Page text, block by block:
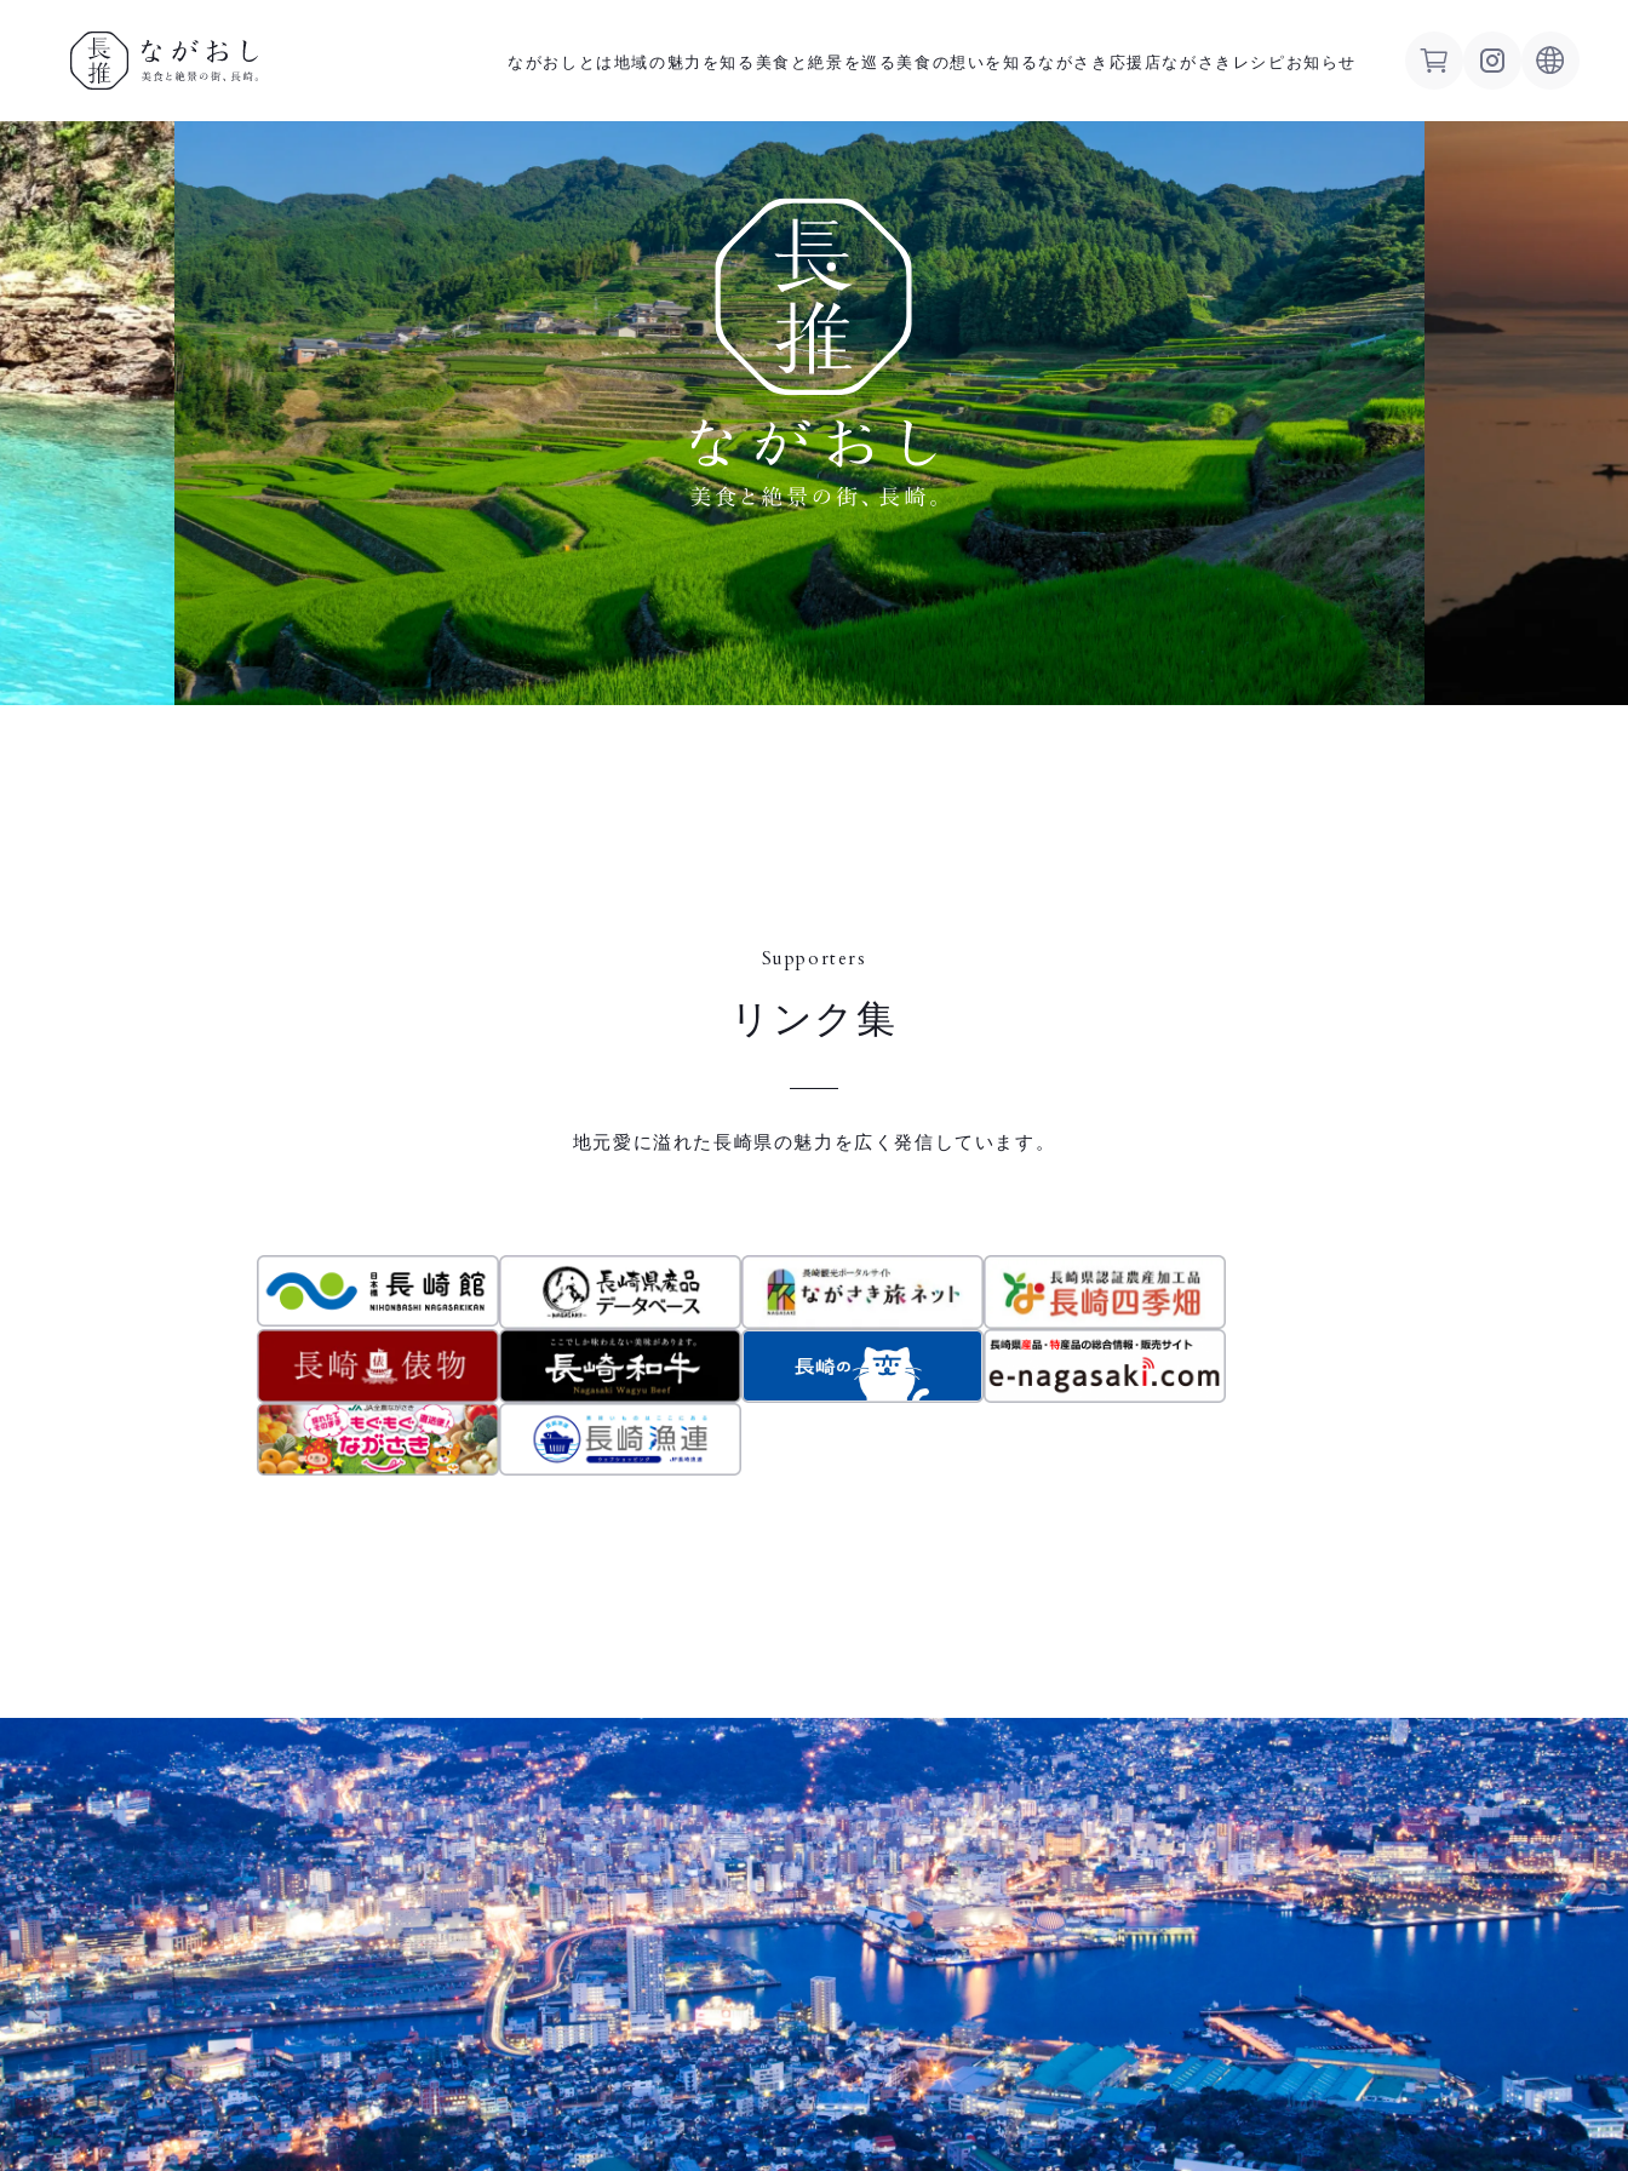
ながおし
美食と絶景
の街、長
崎。
ながおしとは 地域の魅力を知る 美食と絶景を巡る美食の想いを知る ながさき応援店ながさきレシピ お知らせ
Supporters
リンク集
地元愛に溢れた長崎県の魅力を広く発信しています。